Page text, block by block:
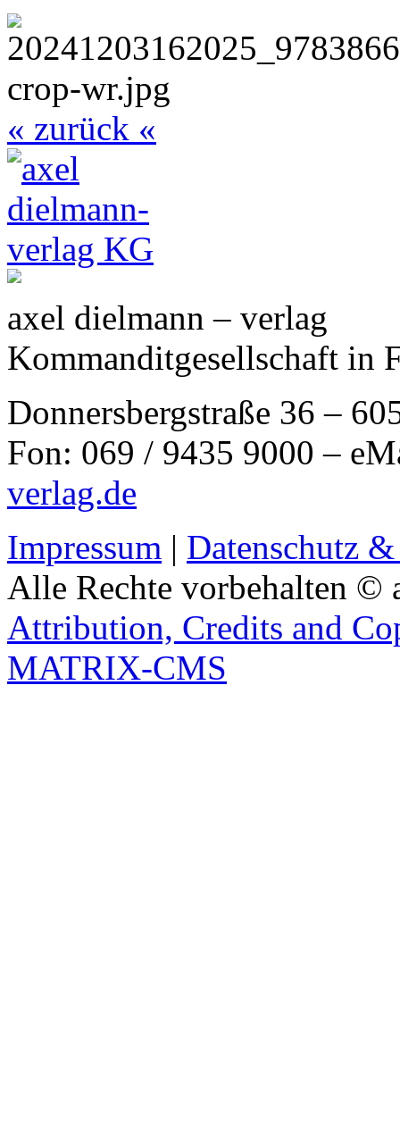
« zurück «
axel dielmann – verlag
Kommanditgesellschaft in
Donnersbergstraße 36 –
Fon: 069 / 9435 9000 –
verlag.de
Impressum | Datenschutz
Alle Rechte vorbehalten ©
Attribution, Credits and
MATRIX-CMS